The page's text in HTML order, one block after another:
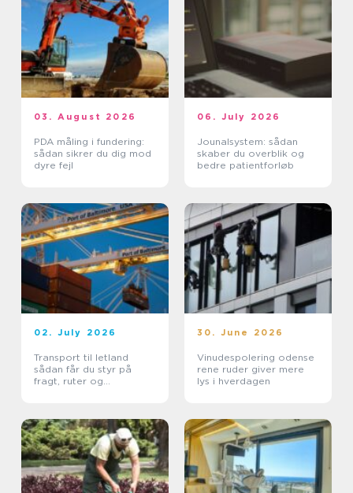
03. August 2026
PDA måling i fundering:
sådan sikrer du dig mod
dyre fejl
06. July 2026
Jounalsystem: sådan
skaber du overblik og
bedre patientforløb
02. July 2026
Transport til letland
sådan får du styr på
fragt, ruter og
30. June 2026
Vinudespolering odense
rene ruder giver mere
lys i hverdagen